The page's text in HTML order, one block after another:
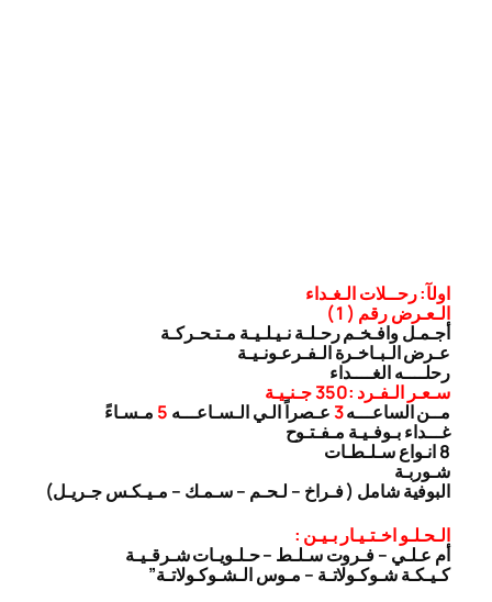
اولآ: رحــلات الـغـداء
الـعـرض رقم ( 1 )
أجـمـل وافـخـم رحـلـة نـيـلـيـة مـتـحـركـة
عـرض الـبـاخـرة الـفـرعـونـيـة
رحلــــه الغــــداء
سـعـر الـفـرد :350 جـنـيـة
مــن الساعـــه3عـصراً الـي الـسـاعـــه 5 مـسـاءً
غـــداء بـوفـيـة مـفـتـوح
8 انـواع سـلـطـات
شـوربـة
البوفية شامل ( فـراخ – لـحـم – سـمـك – مـيـكـس جـريـل)
الـحـلـو اخـتـيـار بـيـن :
أم عـلـي – فـروت سـلـط – حـلـويـات شـرقـيـة
كـيـكـة شـوكـولاتـة – مـوس الـشـوكـولاتـة”